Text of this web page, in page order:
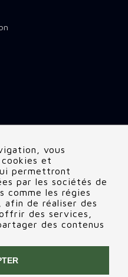
(92140), France
vous
et
permettront
par les sociétés de
comme les régies
afin de réaliser des
des services,
des contenus